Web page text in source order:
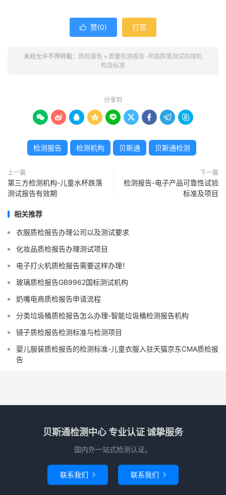
 赞(0) 打赏
未经允许不得转载： 质检报告 » 质量检测报告-吊扇跌落测试办理机
构及标准
分享到
        
检测报告 检测机构 贝斯通 贝斯通检测
上一篇
第三方检测机构-儿童水杯跌落
测试报告有效期
下一篇
检测报告-电子产品可靠性试验
标准及项目
相关推荐
衣服质检报告办理公司以及测试要求
化妆品质检报告办理测试项目
电子打火机质检报告需要这样办理！
玻璃质检报告GB9962国标测试机构
奶嘴电商质检报告申请流程
分类垃圾桶质检报告怎么办理-智能垃圾桶检测报告机构
镜子质检报告检测标准与检测项目
婴儿服装质检报告的检测标准-儿童衣服入驻天猫京东CMA质检报
告
贝斯通检测中心 专业认证 诚挚服务
国内外一站式检测认证。
联系我们  联系我们 